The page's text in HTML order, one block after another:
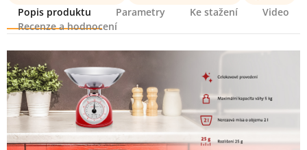
Popis produktu
Parametry Ke stažení
Video
Recenze a hodnocení
Popis produktu